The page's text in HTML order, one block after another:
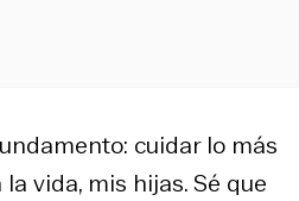
cuidar lo más
vida, mis hijas. Sé que